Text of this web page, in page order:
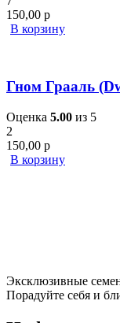
150,00 р
В корзину
Гном Грааль
Оценка 5.00 из 5
2
150,00 р
В корзину
Эксклюзивные
Порадуйте себя и